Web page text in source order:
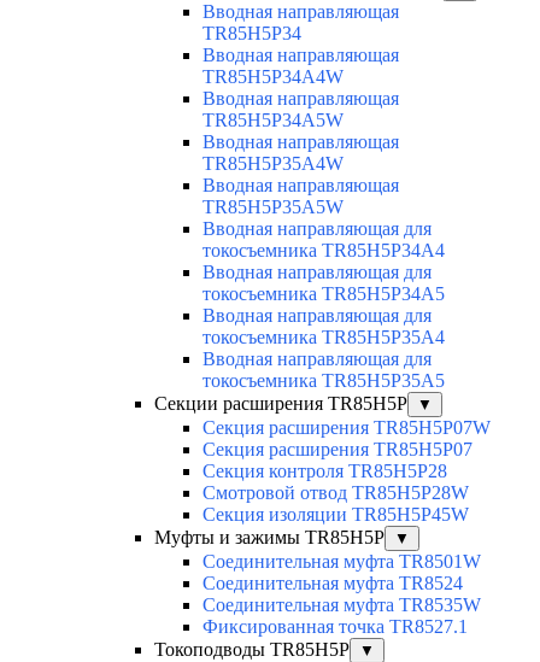
Вводная направляющая
TR85H5P34
Вводная направляющая
TR85H5P34A4W
Вводная направляющая
TR85H5P34A5W
Вводная направляющая
TR85H5P35A4W
Вводная направляющая
TR85H5P35A5W
Вводная направляющая для
токосъемника TR85H5P34A4
Вводная направляющая для
токосъемника TR85H5P34A5
Вводная направляющая для
токосъемника TR85H5P35A4
Вводная направляющая для
токосъемника TR85H5P35A5
Секции расширения TR85H5P
▼
Секция расширения TR85H5P07W
Секция расширения TR85H5P07
Секция контроля TR85H5P28
Смотровой отвод TR85H5P28W
Секция изоляции TR85H5P45W
Муфты и зажимы TR85H5P
▼
Соединительная муфта TR8501W
Соединительная муфта TR8524
Соединительная муфта TR8535W
Фиксированная точка TR8527.1
Токоподводы TR85H5P
▼